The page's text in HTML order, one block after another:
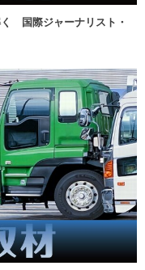
く 国際ジャーナリスト・